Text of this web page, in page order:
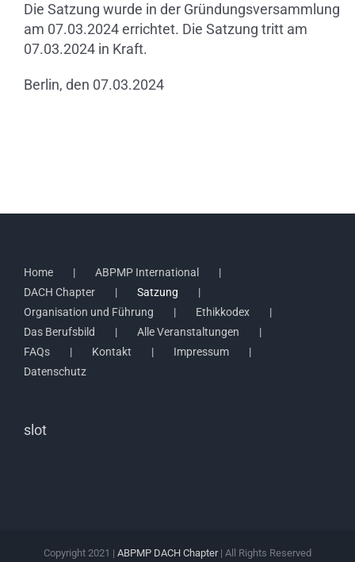
Die Satzung wurde in der Gründungsversammlung
am 07.03.2024 errichtet. Die Satzung tritt am
07.03.2024 in Kraft.
Berlin, den 07.03.2024
Home
ABPMP International
DACH Chapter
Satzung
Organisation und Führung
Ethikkodex
Das Berufsbild
Alle Veranstaltungen
FAQs
Kontakt
Impressum
Datenschutz
slot
Copyright 2021 | ABPMP DACH Chapter| All Rights Reserved